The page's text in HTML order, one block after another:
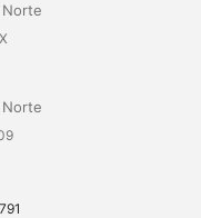
Norte
Norte